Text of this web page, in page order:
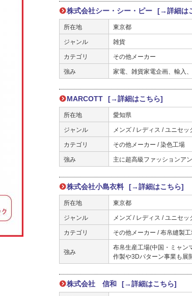
株式会社シー・シー・ピー [→詳細は
所在地 東京都
ジャンル 雑貨
カテゴリ その他メーカー
強み 家電、雑貨家電企画、輸入
MARCOTT [→詳細はこちら]
所在地 愛知県
ジャンル メンズ / レディス / ユニセッ
カテゴリ その他メーカー / 染色工場
強み 主に超高級ファッションア
株式会社小島衣料 [→詳細はこちら]
所在地 東京都
ジャンル メンズ / レディス / ユニセ
カテゴリ その他メーカー / 布帛縫製
強み
布帛生産工場(中国・ミャン
作製や3Dパターン事業も展
株式会社 信和 [→詳細はこちら]